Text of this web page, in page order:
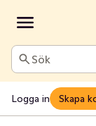
Sök
Logga in Skapa